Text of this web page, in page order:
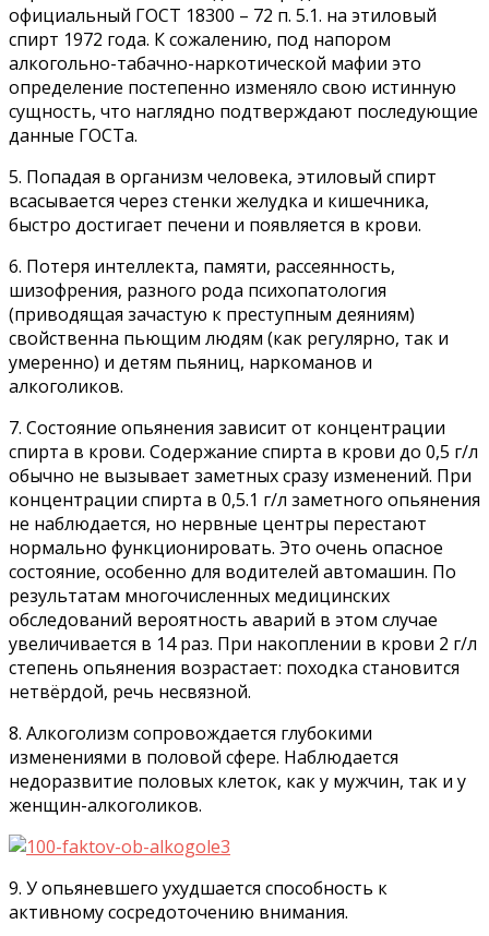
официальный ГОСТ 18300 – 72 п. 5.1. на этиловый
спирт 1972 года. К сожалению, под напором
алкогольно-табачно-наркотической мафии это
определение постепенно изменяло свою истинную
сущность, что наглядно подтверждают последующие
данные ГОСТа.
5. Попадая в организм человека, этиловый спирт
всасывается через стенки желудка и кишечника,
быстро достигает печени и появляется в крови.
6. Потеря интеллекта, памяти, рассеянность,
шизофрения, разного рода психопатология
(приводящая зачастую к преступным деяниям)
свойственна пьющим людям (как регулярно, так и
умеренно) и детям пьяниц, наркоманов и
алкоголиков.
7. Состояние опьянения зависит от концентрации
спирта в крови. Содержание спирта в крови до 0,5 г/л
обычно не вызывает заметных сразу изменений. При
концентрации спирта в 0,5.1 г/л заметного опьянения
не наблюдается, но нервные центры перестают
нормально функционировать. Это очень опасное
состояние, особенно для водителей автомашин. По
результатам многочисленных медицинских
обследований вероятность аварий в этом случае
увеличивается в 14 раз. При накоплении в крови 2 г/л
степень опьянения возрастает: походка становится
нетвёрдой, речь несвязной.
8. Алкоголизм сопровождается глубокими
изменениями в половой сфере. Наблюдается
недоразвитие половых клеток, как у мужчин, так и у
женщин-алкоголиков.
9. У опьяневшего ухудшается способность к
активному сосредоточению внимания.